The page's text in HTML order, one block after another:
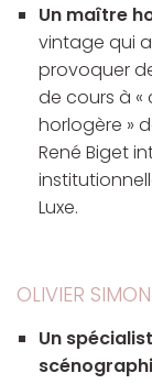
Un maître
vintage qui
provoquer
de cours à «
horlogère »
René Biget
Luxe.
OLIVIER SIMON
Un